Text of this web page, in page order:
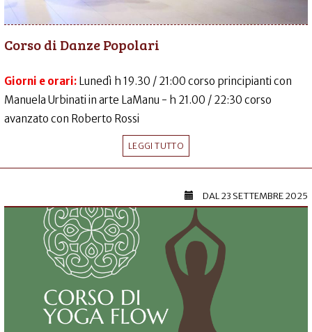
Corso di Danze Popolari
Giorni e orari: Lunedì h 19.30 / 21:00 corso principianti con
Manuela Urbinati in arte LaManu - h 21.00 / 22:30 corso
avanzato con Roberto Rossi
LEGGI TUTTO
DAL23 SETTEMBRE 2025